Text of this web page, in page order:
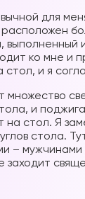
для
ко мне и
стол, и я
множество
и
на стол. Я
стола.
–